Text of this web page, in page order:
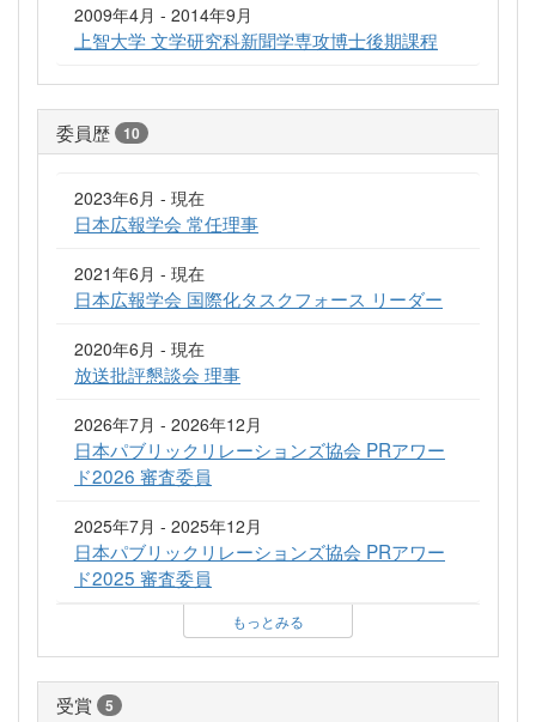
2009年4月 - 2014年9月
上智大学 文学研究科新聞学専攻博士後期課程
委員歴 10
2023年6月 - 現在
日本広報学会 常任理事
2021年6月 - 現在
日本広報学会 国際化タスクフォース リーダー
2020年6月 - 現在
放送批評懇談会 理事
2026年7月 - 2026年12月
日本パブリックリレーションズ協会 PRアワー
ド2026 審査委員
2025年7月 - 2025年12月
日本パブリックリレーションズ協会 PRアワー
ド2025 審査委員
もっとみる
受賞 5